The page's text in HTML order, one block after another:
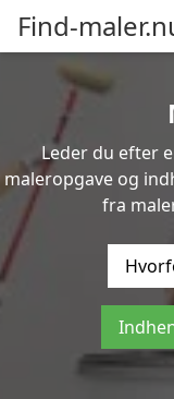
Find-
Leder du efter
maleropgave og
fra